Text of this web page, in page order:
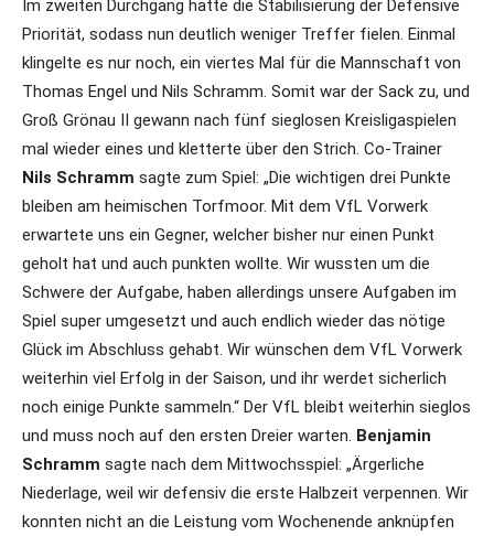
Im zweiten Durchgang hatte die Stabilisierung der Defensive
Priorität, sodass nun deutlich weniger Treffer fielen. Einmal
klingelte es nur noch, ein viertes Mal für die Mannschaft von
Thomas Engel und Nils Schramm. Somit war der Sack zu, und
Groß Grönau II gewann nach fünf sieglosen Kreisligaspielen
mal wieder eines und kletterte über den Strich. Co-Trainer
Nils Schramm sagte zum Spiel: „Die wichtigen drei Punkte
bleiben am heimischen Torfmoor. Mit dem VfL Vorwerk
erwartete uns ein Gegner, welcher bisher nur einen Punkt
geholt hat und auch punkten wollte. Wir wussten um die
Schwere der Aufgabe, haben allerdings unsere Aufgaben im
Spiel super umgesetzt und auch endlich wieder das nötige
Glück im Abschluss gehabt. Wir wünschen dem VfL Vorwerk
weiterhin viel Erfolg in der Saison, und ihr werdet sicherlich
noch einige Punkte sammeln.“ Der VfL bleibt weiterhin sieglos
und muss noch auf den ersten Dreier warten. Benjamin
Schramm sagte nach dem Mittwochsspiel: „Ärgerliche
Niederlage, weil wir defensiv die erste Halbzeit verpennen. Wir
konnten nicht an die Leistung vom Wochenende anknüpfen